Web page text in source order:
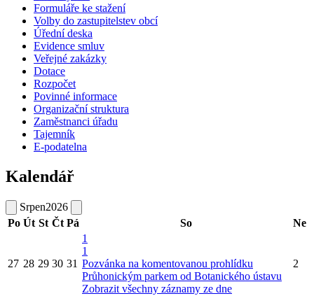
Formuláře ke stažení
Volby do zastupitelstev obcí
Úřední deska
Evidence smluv
Veřejné zakázky
Dotace
Rozpočet
Povinné informace
Organizační struktura
Zaměstnanci úřadu
Tajemník
E-podatelna
Kalendář
Srpen2026
Po Út St Čt Pá So Ne
27 28 29 30 31
1
1
Pozvánka na komentovanou prohlídku
Průhonickým parkem od Botanického ústavu
Zobrazit všechny záznamy ze dne
2